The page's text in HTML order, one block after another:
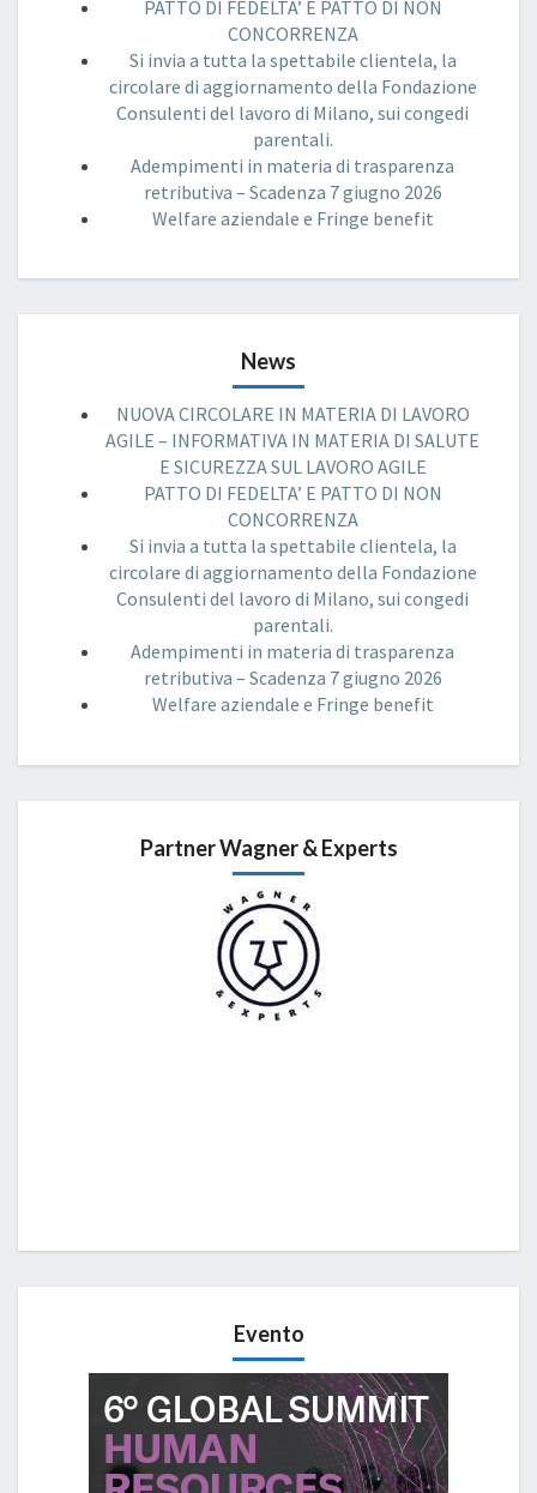
PATTO DI FEDELTA’ E PATTO DI NON
CONCORRENZA
Si invia a tutta la spettabile clientela, la
circolare di aggiornamento della Fondazione
Consulenti del lavoro di Milano, sui congedi
parentali.
Adempimenti in materia di trasparenza
retributiva – Scadenza 7 giugno 2026
Welfare aziendale e Fringe benefit
News
NUOVA CIRCOLARE IN MATERIA DI LAVORO
AGILE – INFORMATIVA IN MATERIA DI SALUTE
E SICUREZZA SUL LAVORO AGILE
PATTO DI FEDELTA’ E PATTO DI NON
CONCORRENZA
Si invia a tutta la spettabile clientela, la
circolare di aggiornamento della Fondazione
Consulenti del lavoro di Milano, sui congedi
parentali.
Adempimenti in materia di trasparenza
retributiva – Scadenza 7 giugno 2026
Welfare aziendale e Fringe benefit
Partner Wagner & Experts
Evento